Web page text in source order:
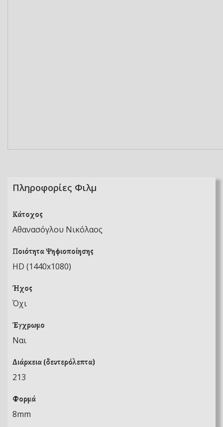
Πληροφορίες Φιλμ
Κάτοχος
Αθανασόγλου Νικόλαος
Ποιότητα Ψηφιοποίησης
HD (1440x1080)
Ήχος
Όχι
Έγχρωμο
Ναι
Διάρκεια (δευτερόλεπτα)
213
Φορμά
8mm